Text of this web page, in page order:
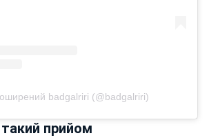
badgalriri (@badgalriri)
прийом